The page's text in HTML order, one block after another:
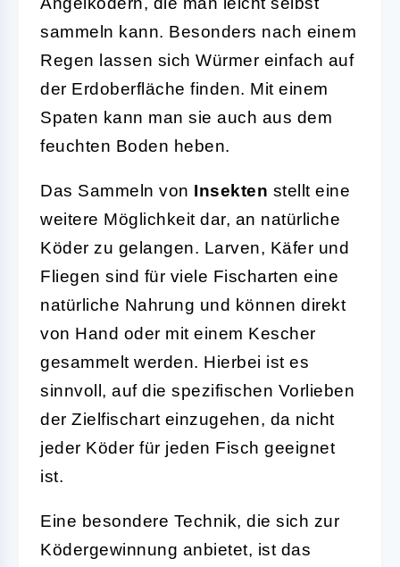
sammeln kann. Besonders nach einem
Regen lassen sich Würmer einfach auf
der Erdoberfläche finden. Mit einem
Spaten kann man sie auch aus dem
feuchten Boden heben.
Das Sammeln von Insekten stellt eine
weitere Möglichkeit dar, an natürliche
Köder zu gelangen. Larven, Käfer und
Fliegen sind für viele Fischarten eine
natürliche Nahrung und können direkt
von Hand oder mit einem Kescher
gesammelt werden. Hierbei ist es
sinnvoll, auf die spezifischen Vorlieben
der Zielfischart einzugehen, da nicht
jeder Köder für jeden Fisch geeignet
ist.
Eine besondere Technik, die sich zur
Ködergewinnung anbietet, ist das